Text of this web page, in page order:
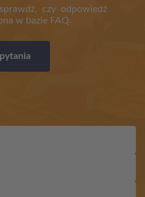
czy odpowiedź
w bazie FAQ.